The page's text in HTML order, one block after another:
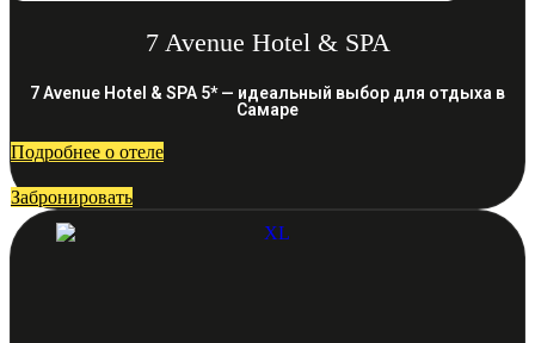
7 Avenue Hotel & SPA
7 Avenue Hotel & SPA 5* — идеальный выбор для отдыха в
Самаре
Подробнее о отеле
Забронировать